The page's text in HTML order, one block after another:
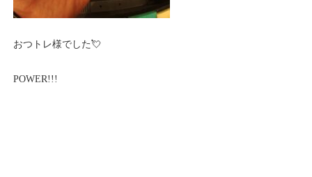
おつトレ様でした💘
POWER!!!